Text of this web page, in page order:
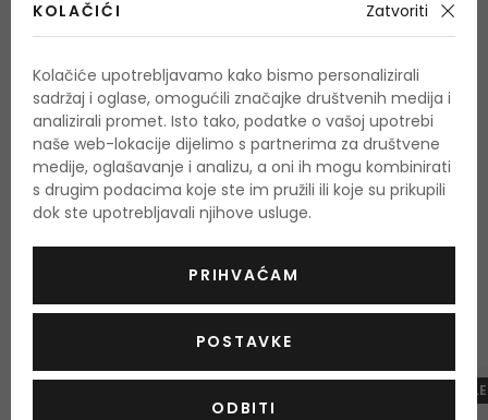
OCIJENITE PROIZVOD
Podaci o dobivanju ocjena
OSTALI PROIZVODI IZ ASORTIMANA
Lattafa Khamrah
-10%. KOD:
KOLAČIĆI Zatvoriti
Kolačiće upotrebljavamo kako bismo personalizirali
sadržaj i oglase, omogućili značajke društvenih medija i
analizirali promet. Isto tako, podatke o vašoj upotrebi
naše web-lokacije dijelimo s partnerima za društvene
medije, oglašavanje i analizu, a oni ih mogu kombinirati
s drugim podacima koje ste im pružili ili koje su prikupili
dok ste upotrebljavali njihove usluge.
PRIHVAĆAM
POSTAVKE
ODBITI